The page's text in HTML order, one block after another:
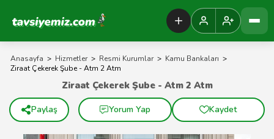
Tavsiyemiz Anasayfa
Anasayfa > Hizmetler > Resmi Kurumlar > Kamu Bankaları >
Ziraat Çekerek Şube - Atm 2 Atm
Ziraat Çekerek Şube - Atm 2 Atm
Paylaş Yorum Yap Kaydet